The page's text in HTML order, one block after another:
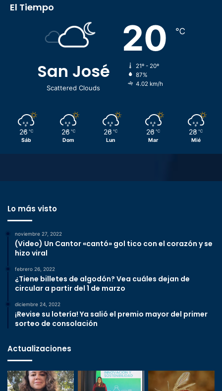
El Tiempo
San José
Scattered Clouds
20 ℃
21º - 20º
87%
4.02 km/h
26 ℃
Sáb
26 ℃
Dom
26 ℃
Lun
26 ℃
Mar
28 ℃
Mié
Lo más visto
noviembre 27, 2022
(Video) Un Cantor «cantó» gol tico con el corazón y se
hizo viral
febrero 26, 2022
¿Tiene billetes de algodón? Vea cuáles dejan de
circular a partir del 1 de marzo
diciembre 24, 2022
¡Revise su lotería! Ya salió el premio mayor del primer
sorteo de consolación
Actualizaciones